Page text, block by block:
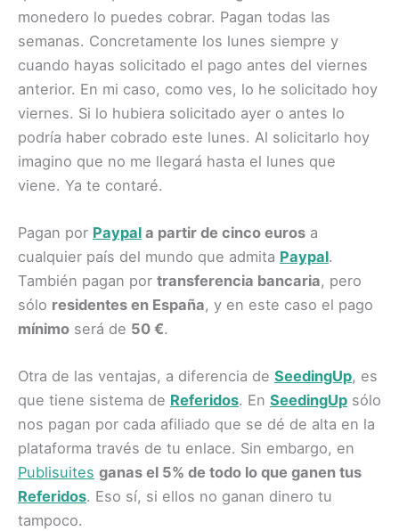
monedero lo puedes cobrar. Pagan todas las
semanas. Concretamente los lunes siempre y
cuando hayas solicitado el pago antes del viernes
anterior. En mi caso, como ves, lo he solicitado hoy
viernes. Si lo hubiera solicitado ayer o antes lo
podría haber cobrado este lunes. Al solicitarlo hoy
imagino que no me llegará hasta el lunes que
viene. Ya te contaré.
Pagan por Paypal a partir de cinco euros a
cualquier país del mundo que admita Paypal.
También pagan por transferencia bancaria, pero
sólo residentes en España, y en este caso el pago
mínimo será de 50 €.
Otra de las ventajas, a diferencia de SeedingUp, es
que tiene sistema de Referidos. En SeedingUp sólo
nos pagan por cada afiliado que se dé de alta en la
plataforma través de tu enlace. Sin embargo, en
Publisuites ganas el 5% de todo lo que ganen tus
Referidos. Eso sí, si ellos no ganan dinero tu
tampoco.